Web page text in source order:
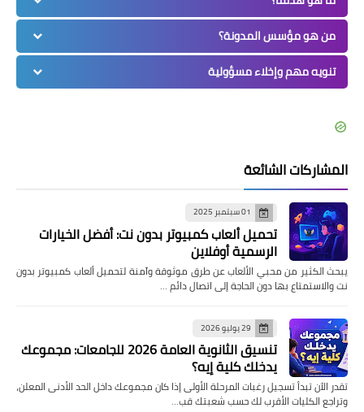
من هو مؤسس المدونة؟
تنويه مهم وإخلاء مسؤولية
المشاركات الشائعة
01 سبتمبر 2025
تحميل ألعاب كمبيوتر بدون نت: أفضل الخيارات
الرسمية أوفلاين
يبحث الكثير من محبي الألعاب عن طرق موثوقة وآمنة لتحميل ألعاب كمبيوتر بدون
نت والاستمتاع بها دون الحاجة إلى اتصال دائم …
29 يوليو 2026
تنسيق الثانوية العامة 2026 للجامعات: مجموعك
يدخلك كلية إيه؟
تقدر الآن تبدأ تسجيل رغبات المرحلة الأولى إذا كان مجموعك داخل الحد الأدنى المعلن،
وتراجع الكليات الأقرب لك حسب شعبتك قب…